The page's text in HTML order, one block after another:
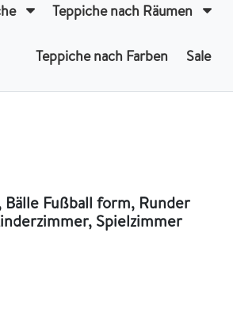
Teppiche nach Räumen
Teppiche nach Farben Sale
Fußball form, Runder
Spielzimmer